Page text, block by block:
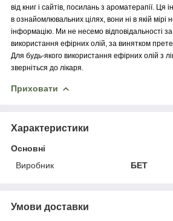
від книг і сайтів, посилань з ароматерапії. Ця
в ознайомлювальних цілях, вони ні в якій
інформацію. Ми не несемо відповідальності
використання ефірних олій, за винятком
Для будь-якого використання ефірних олій з
зверніться до лікаря.
Приховати
Характеристики
Основні
Виробник
БЕТ
Умови доставки